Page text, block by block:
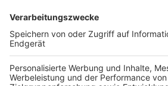
Anzeige